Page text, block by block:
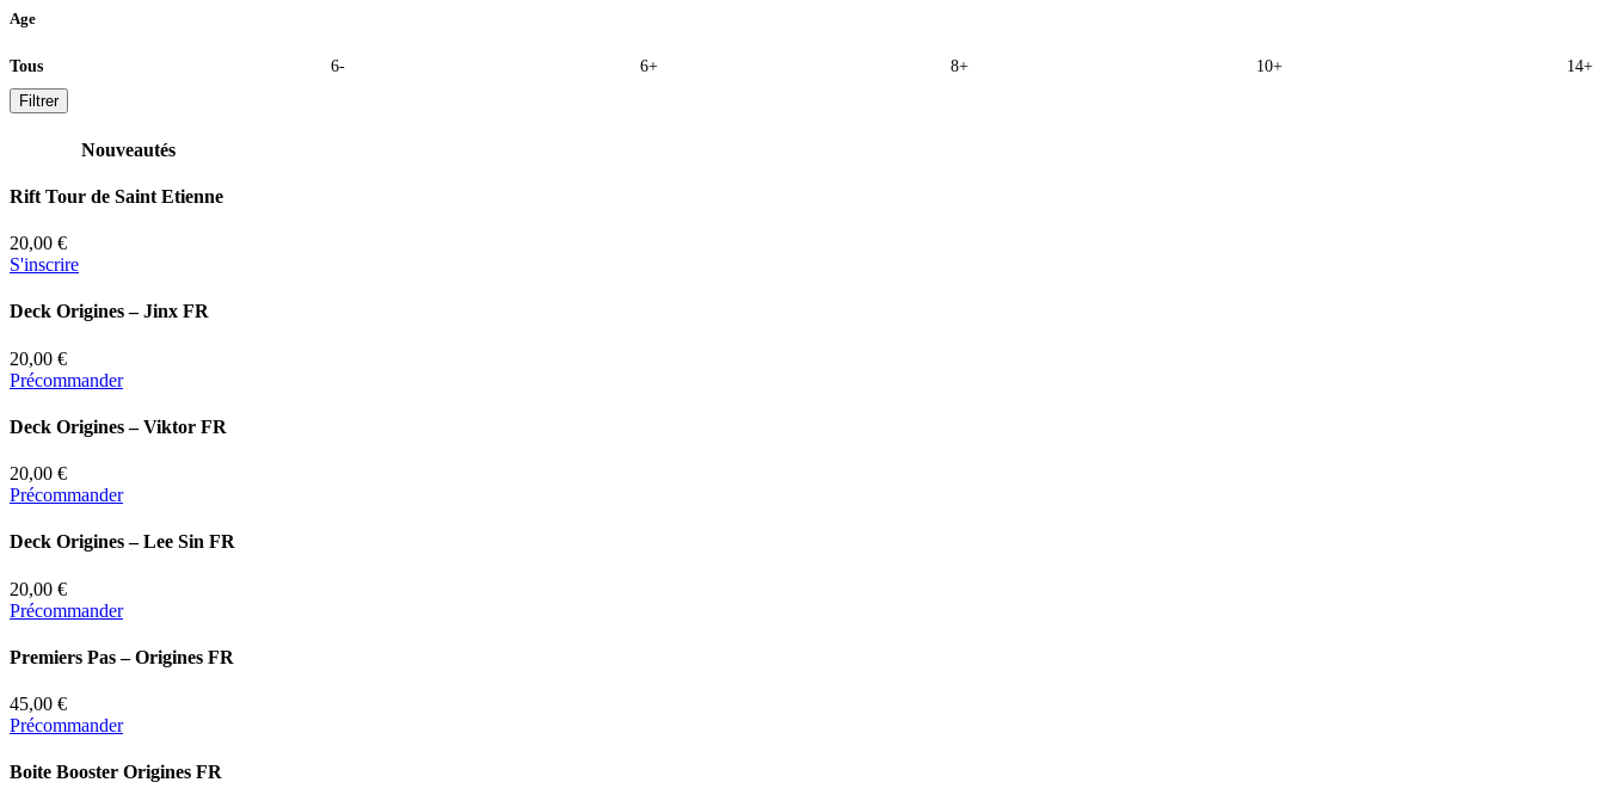
Age
Tous 6- 6+ 8+ 10+
14+
Filtrer
Nouveautés
Rift Tour de Saint Etienne
20,00 €
S'inscrire
Deck Origines – Jinx FR
20,00 €
Précommander
Deck Origines – Viktor FR
20,00 €
Précommander
Deck Origines – Lee Sin FR
20,00 €
Précommander
Premiers Pas – Origines FR
45,00 €
Précommander
Boite Booster Origines FR